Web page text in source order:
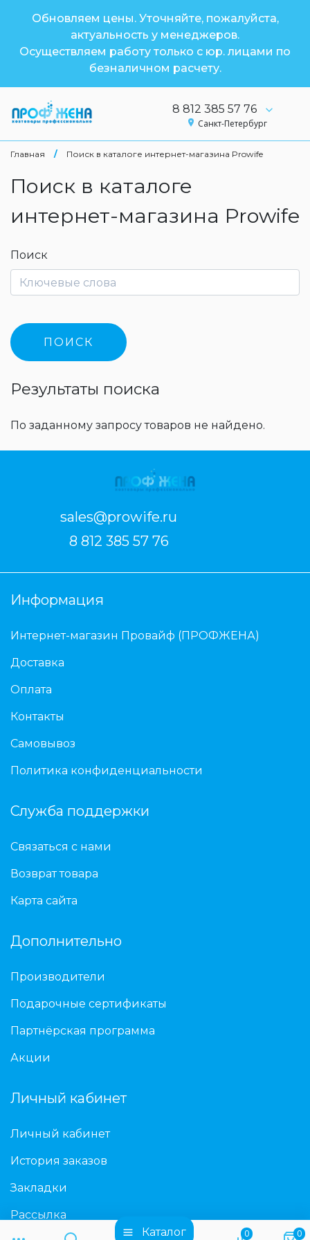
Обновляем цены. Уточняйте, пожалуйста,
актуальность у менеджеров.
Осуществляем работу только с юр. лицами по
безналичном расчету.
8 812 385 57 76
Санкт-Петербург
Каталог 0 0
Главная / Поиск в каталоге интернет-магазина Prowife
Поиск в каталоге
интернет-магазина Prowife
Поиск
Результаты поиска
По заданному запросу товаров не найдено.
sales@prowife.ru
8 812 385 57 76
Информация
Интернет-магазин Провайф (ПРОФЖЕНА)
Доставка
Оплата
Контакты
Самовывоз
Политика конфиденциальности
Служба поддержки
Связаться с нами
Возврат товара
Карта сайта
Дополнительно
Производители
Подарочные сертификаты
Партнёрская программа
Акции
Личный кабинет
Личный кабинет
История заказов
Закладки
Рассылка